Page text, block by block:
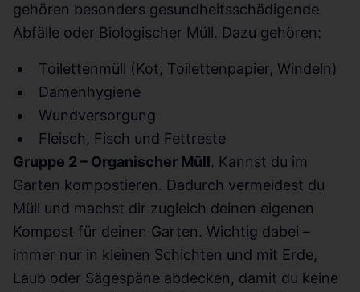
gehören besonders gesundheitsschädigende
Abfälle oder Biologischer Müll. Dazu gehören:
Toilettenmüll (Kot, Toilettenpapier, Windeln)
Damenhygiene
Wundversorgung
Fleisch, Fisch und Fettreste
Gruppe 2 – Organischer Müll. Kannst du im
Garten kompostieren. Dadurch vermeidest du
Müll und machst dir zugleich deinen eigenen
Kompost für deinen Garten. Wichtig dabei –
immer nur in kleinen Schichten und mit Erde,
Laub oder Sägespäne abdecken, damit du keine